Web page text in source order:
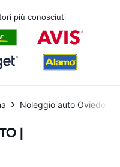
più conosciuti
Noleggio auto Oviedo
|